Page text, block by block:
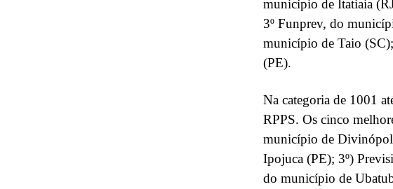
município de Itatiaia
3º Funprev, do
município de Taio
(PE).
Na categoria de 1001
RPPS. Os cinco
município de
Ipojuca (PE); 3º)
do município de